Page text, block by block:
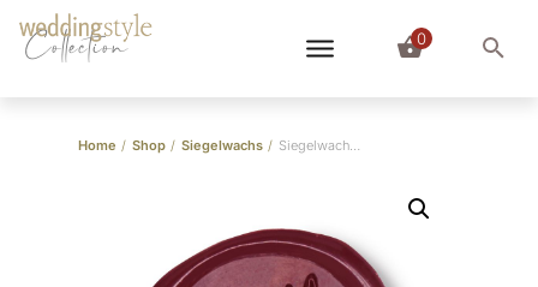
Collection 0
Home / Shop / Siegelwachs / Siegelwachs Beere